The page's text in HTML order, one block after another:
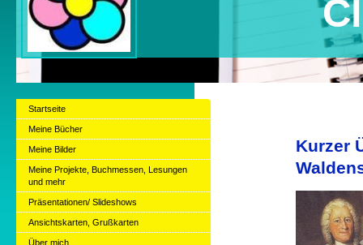
Claudia
Kurzer
Startseite
Meine Bücher
Meine Bilder
Meine Projekte, Buchmessen, Lesungen
und mehr
Präsentationen/ Slideshows
Ansichtskarten, Grußkarten
Über mich